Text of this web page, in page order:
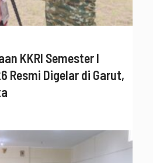
KKRI Semester I
Resmi Digelar di Garut,